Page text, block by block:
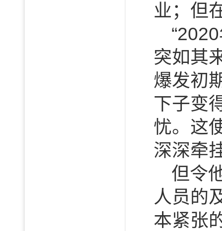
业；但
突如其
爆发初
下子变
忧。这
深深牵
但令
人员的
本紧张